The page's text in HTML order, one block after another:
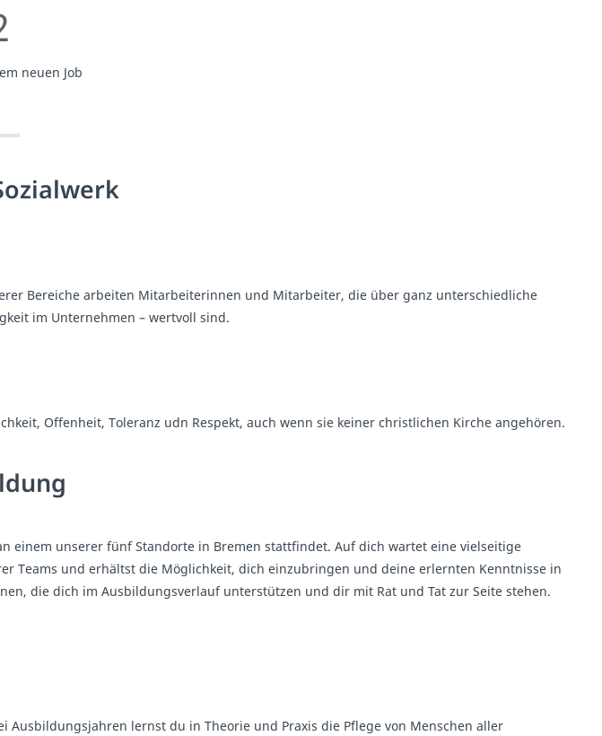
neuen Job
Bereiche arbeiten Mitarbeiterinnen und Mitarbeiter, die über ganz unterschiedliche
im Unternehmen – wertvoll sind.
Offenheit, Toleranz udn Respekt, auch wenn sie keiner christlichen Kirche angehören.
einem unserer fünf Standorte in Bremen stattfindet. Auf dich wartet eine vielseitige
Teams und erhältst die Möglichkeit, dich einzubringen und deine erlernten Kenntnisse in
die dich im Ausbildungsverlauf unterstützen und dir mit Rat und Tat zur Seite stehen.
lernst du in Theorie und Praxis die Pflege von Menschen aller